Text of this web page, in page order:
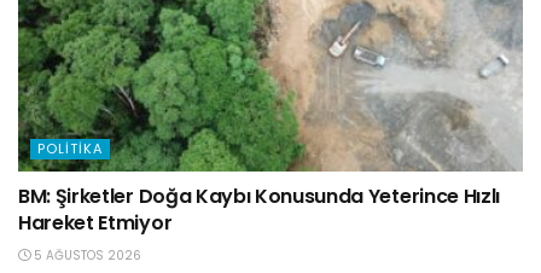
POLITIKA
BM: Şirketler Doğa Kaybı Konusunda Yeterince Hızlı
Hareket Etmiyor
5 AĞUSTOS 2026